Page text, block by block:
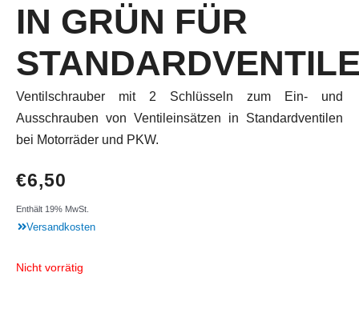
IN GRÜN FÜR
Ventilschrauber mit 2 Schlüsseln zum Ein- und
Ausschrauben von Ventileinsätzen in Standardventilen
bei Motorräder und PKW.
€6,50
Enthält 19% MwSt.
Versandkosten
Nicht vorrätig